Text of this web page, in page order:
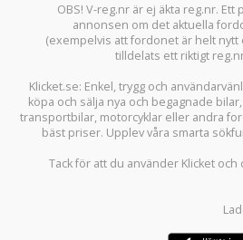
OBS! V-reg.nr är ej äkta reg.nr.
annonsen om det aktuella
(exempelvis att fordonet är helt
tilldelats ett riktigt
Klicket.se: Enkel, trygg och
köpa och sälja nya och begagnade bilar,
transportbilar, motorcyklar eller andra
bäst priser. Upplev våra smarta
Tack för att du använder Klicket och